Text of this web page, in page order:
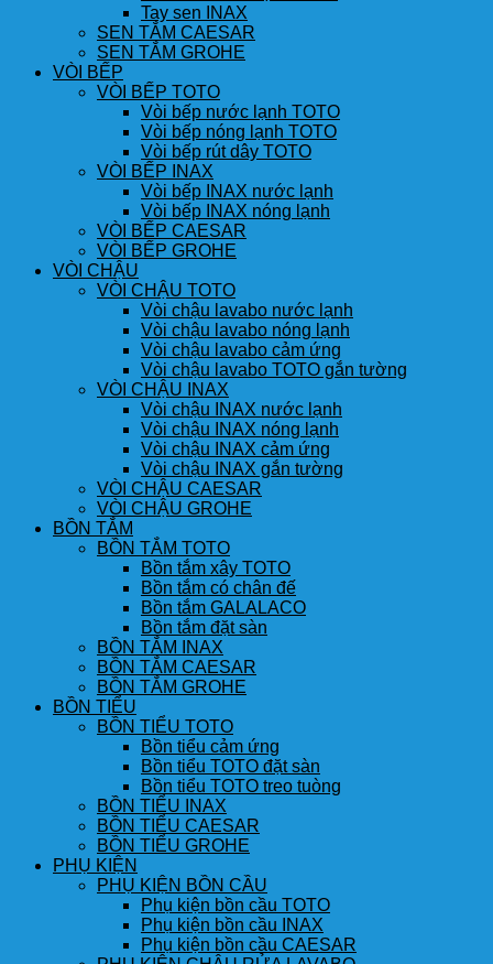
Tay sen INAX
SEN TẮM CAESAR
SEN TẮM GROHE
VÒI BẾP
VÒI BẾP TOTO
Vòi bếp nước lạnh TOTO
Vòi bếp nóng lạnh TOTO
Vòi bếp rút dây TOTO
VÒI BẾP INAX
Vòi bếp INAX nước lạnh
Vòi bếp INAX nóng lạnh
VÒI BẾP CAESAR
VÒI BẾP GROHE
VÒI CHẬU
VÒI CHẬU TOTO
Vòi chậu lavabo nước lạnh
Vòi chậu lavabo nóng lạnh
Vòi chậu lavabo cảm ứng
Vòi chậu lavabo TOTO gắn tường
VÒI CHẬU INAX
Vòi chậu INAX nước lạnh
Vòi chậu INAX nóng lạnh
Vòi chậu INAX cảm ứng
Vòi chậu INAX gắn tường
VÒI CHẬU CAESAR
VÒI CHẬU GROHE
BỒN TẮM
BỒN TẮM TOTO
Bồn tắm xây TOTO
Bồn tắm có chân đế
Bồn tắm GALALACO
Bồn tắm đặt sàn
BỒN TẮM INAX
BỒN TẮM CAESAR
BỒN TẮM GROHE
BỒN TIỂU
BỒN TIỂU TOTO
Bồn tiểu cảm ứng
Bồn tiểu TOTO đặt sàn
Bồn tiểu TOTO treo tuòng
BỒN TIỂU INAX
BỒN TIỂU CAESAR
BỒN TIỂU GROHE
PHỤ KIỆN
PHỤ KIỆN BỒN CẦU
Phụ kiện bồn cầu TOTO
Phụ kiện bồn cầu INAX
Phụ kiện bồn cầu CAESAR